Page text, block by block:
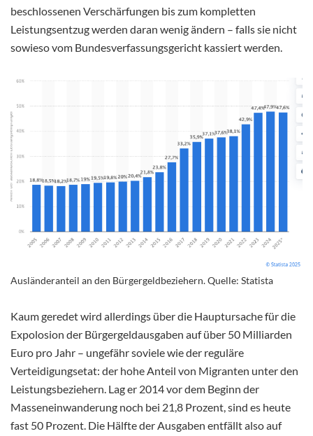
beschlossenen Verschärfungen bis zum kompletten
Leistungsentzug werden daran wenig ändern – falls sie nicht
sowieso vom Bundesverfassungsgericht kassiert werden.
Ausländeranteil an den Bürgergeldbeziehern. Quelle: Statista
Kaum geredet wird allerdings über die Hauptursache für die
Expolosion der Bürgergeldausgaben auf über 50 Milliarden
Euro pro Jahr – ungefähr soviele wie der reguläre
Verteidigungsetat: der hohe Anteil von Migranten unter den
Leistungsbeziehern. Lag er 2014 vor dem Beginn der
Masseneinwanderung noch bei 21,8 Prozent, sind es heute
fast 50 Prozent. Die Hälfte der Ausgaben entfällt also auf